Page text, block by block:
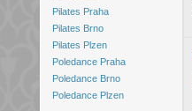
Pilates Praha
Pilates Brno
Pilates Plzen
Poledance Praha
Poledance Brno
Poledance Plzen